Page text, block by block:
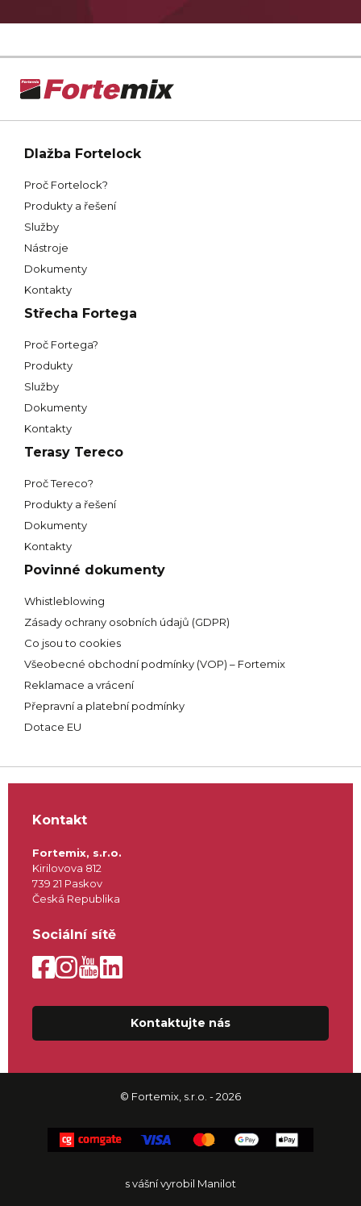
Dlažba Fortelock
Proč Fortelock?
Produkty a řešení
Služby
Nástroje
Dokumenty
Kontakty
Střecha Fortega
Proč Fortega?
Produkty
Služby
Dokumenty
Kontakty
Terasy Tereco
Proč Tereco?
Produkty a řešení
Dokumenty
Kontakty
Povinné dokumenty
Whistleblowing
Zásady ochrany osobních údajů (GDPR)
Co jsou to cookies
Všeobecné obchodní podmínky (VOP) – Fortemix
Reklamace a vrácení
Přepravní a platební podmínky
Dotace EU
© Fortemix, s.r.o. - 2026
s vášní vyrobil Manilot
Kontakt
Fortemix, s.r.o.
Kirilovova 812
739 21 Paskov
Česká Republika
Sociální sítě
Kontaktujte nás